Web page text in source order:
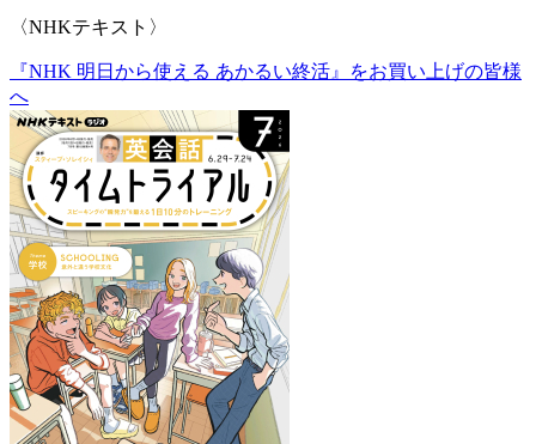
〈NHKテキスト〉
『NHK 明日から使える あかるい終活』をお買い上げの皆様
へ